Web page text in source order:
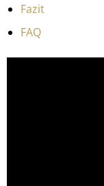
Fazit
FAQ